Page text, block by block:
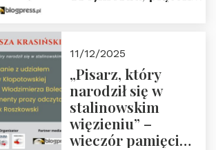
11/12/2025
„Pisarz, który
narodził się w
stalinowskim
więzieniu” –
wieczór pamięci